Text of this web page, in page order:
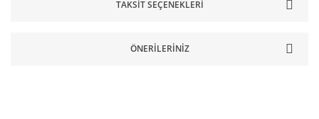
TAKSIT SEÇENEKLERI
ÖNERILERINIZ